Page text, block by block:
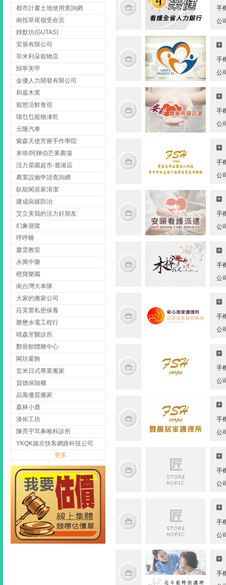
都市計畫土地使用查詢網
南投草尾嶺受命宮
靜默坊(GUTAS)
安盾有限公司
菲米利朵寵物店
歸寧美甲
金優人力開發有限公司
和嘉木業
寵悠活鮮食宿
喵乜乜寵物凍乾
元隆汽車
紫森天使芳療手作學院
來啃/阿輝伯芒果農場
活力菜園超市-鹿港店
農業設施申請查詢網
臥龍閣居家清潔
建成病媒防治
艾立美我的活力好朋友
幻象遊蹤
呼呼睡
慶雲教室
永興中藥
橙寶樂園
南台灣大車隊
大家的搬家公司
菈芙蕾私密保養
勝懋水電工程行
晴森牙醫診所
鄭骨館體雕中心
閣坊窗飾
玄米日式專業搬家
賀德保險櫃
品寓優質搬家
森林小鹿
漆術工坊
陳亮宇耳鼻喉科診所
YKQK揚京快客網路科技公司
更多
手
公
手
公
手
公
手
公
手
公
手
公
手
公
手
公
手
公
手
公
手
公
手